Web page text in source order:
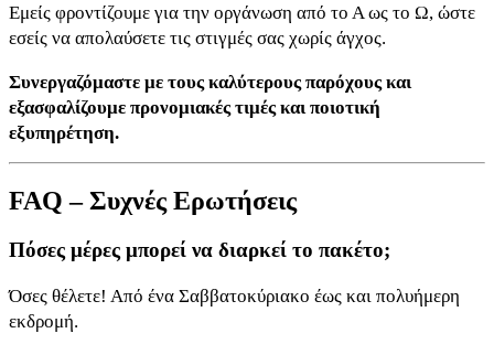
Εμείς φροντίζουμε για την οργάνωση από το Α ως το Ω, ώστε
εσείς να απολαύσετε τις στιγμές σας χωρίς άγχος.
Συνεργαζόμαστε με τους καλύτερους παρόχους και
εξασφαλίζουμε προνομιακές τιμές και ποιοτική
εξυπηρέτηση.
FAQ – Συχνές Ερωτήσεις
Πόσες μέρες μπορεί να διαρκεί το πακέτο;
Όσες θέλετε! Από ένα Σαββατοκύριακο έως και πολυήμερη
εκδρομή.